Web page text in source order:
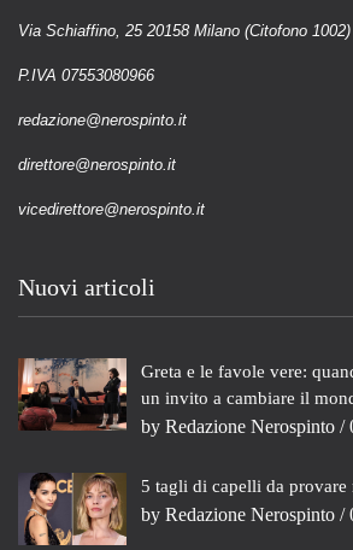
Via Schiaffino, 25 20158 Milano (Citofono 1002)
P.IVA 07553080966
redazione@nerospinto.it
direttore@nerospinto.it
vicedirettore@nerospinto.it
Nuovi articoli
Greta e le favole vere:
un invito a cambiare il
by Redazione Nerospinto /
5 tagli di capelli da provare
by Redazione Nerospinto /